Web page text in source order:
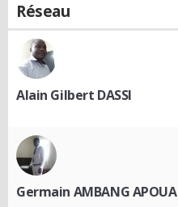
Réseau
Alain Gilbert DASSI
Germain AMBANG APOUA